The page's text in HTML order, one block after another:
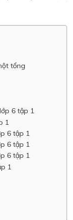
tổng
6 tập 1
1
6 tập 1
6 tập 1
6 tập 1
1